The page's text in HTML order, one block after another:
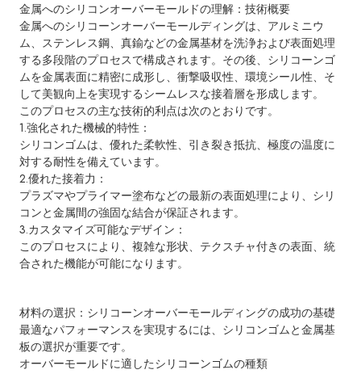
金属へのシリコンオーバーモールドの理解：技術概要
金属へのシリコーンオーバーモールディングは、アルミニウ
ム、ステンレス鋼、真鍮などの金属基材を洗浄および表面処理
する多段階のプロセスで構成されます。その後、シリコーンゴ
ムを金属表面に精密に成形し、衝撃吸収性、環境シール性、そ
して美観向上を実現するシームレスな接着層を形成します。
このプロセスの主な技術的利点は次のとおりです。
1.強化された機械的特性：
シリコンゴムは、優れた柔軟性、引き裂き抵抗、極度の温度に
対する耐性を備えています。
2.優れた接着力：
プラズマやプライマー塗布などの最新の表面処理により、シリ
コンと金属間の強固な結合が保証されます。
3.カスタマイズ可能なデザイン：
このプロセスにより、複雑な形状、テクスチャ付きの表面、統
合された機能が可能になります。
材料の選択：シリコーンオーバーモールディングの成功の基礎
最適なパフォーマンスを実現するには、シリコンゴムと金属基
板の選択が重要です。
オーバーモールドに適したシリコーンゴムの種類